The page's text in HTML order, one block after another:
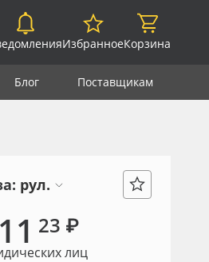
ИзбранноеКорзина
Блог Поставщикам
рул.
23 ₽
лиц